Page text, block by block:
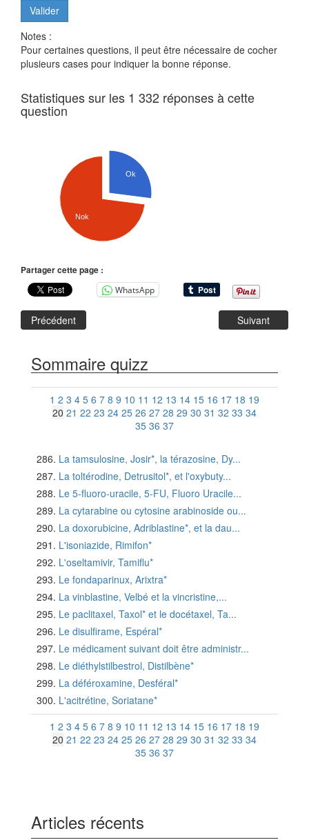
Notes :
Pour certaines questions, il peut être nécessaire de cocher
plusieurs cases pour indiquer la bonne réponse.
Statistiques sur les 1 332 réponses à cette
question
Ok
Nok
Partager cette page :
WhatsApp
Précédent Suivant
Sommaire quizz
1 2 3 4 5 6 7 8 9 10 11 12 13 14 15 16 17 18 19
20 21 22 23 24 25 26 27 28 29 30 31 32 33 34
35 36 37
La tamsulosine, Josir*, la térazosine, Dy...
La toltérodine, Detrusitol*, et l'oxybuty...
Le 5-fluoro-uracile, 5-FU, Fluoro Uracile...
La cytarabine ou cytosine arabinoside ou...
La doxorubicine, Adriblastine*, et la dau...
L'isoniazide, Rimifon*
L'oseltamivir, Tamiflu*
Le fondaparinux, Arixtra*
La vinblastine, Velbé et la vincristine,...
Le paclitaxel, Taxol* et le docétaxel, Ta...
Le disulfirame, Espéral*
Le médicament suivant doit être administr...
Le diéthylstilbestrol, Distilbène*
La déféroxamine, Desféral*
L'acitrétine, Soriatane*
1 2 3 4 5 6 7 8 9 10 11 12 13 14 15 16 17 18 19
20 21 22 23 24 25 26 27 28 29 30 31 32 33 34
35 36 37
Articles récents